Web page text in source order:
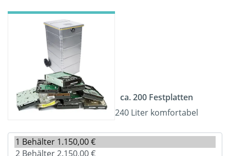
ca. 200 Festplatten
240 Liter komfortabel